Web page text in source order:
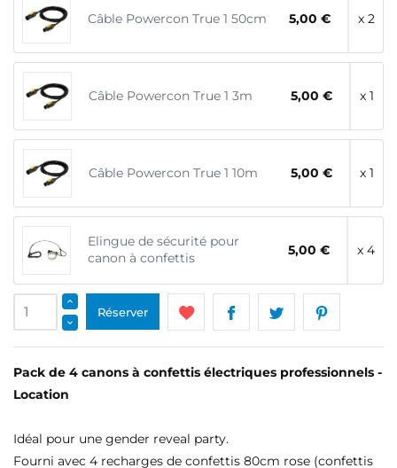
Câble Powercon True 1 50cm 5,00 € x 2
Câble Powercon True 1 3m 5,00 € x 1
Câble Powercon True 1 10m 5,00 € x 1
Elingue de sécurité pour
canon à confettis
5,00 € x 4
Réserver
Pack de 4 canons à confettis électriques professionnels -
Location
Idéal pour une gender reveal party.
Fourni avec 4 recharges de confettis 80cm rose (confettis